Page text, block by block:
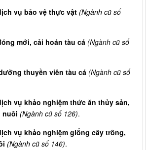
vụ bảo vệ thực vật (Ngành cũ số
mới, cải hoán tàu cá (Ngành cũ số
thuyền viên tàu cá (Ngành cũ số
vụ khảo nghiệm thức ăn thủy sản,
nuôi (Ngành cũ số 126).
vụ khảo nghiệm giống cây trồng,
(Ngành cũ số 146).